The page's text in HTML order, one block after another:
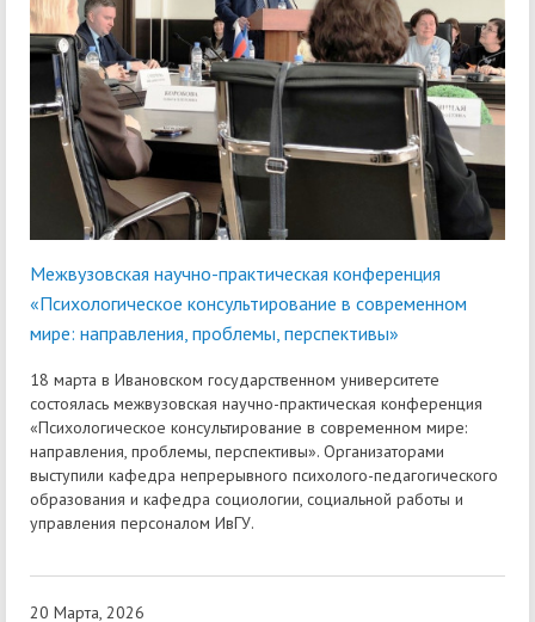
Межвузовская научно-практическая конференция
«Психологическое консультирование в современном
мире: направления, проблемы, перспективы»
18 марта в Ивановском государственном университете
состоялась межвузовская научно-практическая конференция
«Психологическое консультирование в современном мире:
направления, проблемы, перспективы». Организаторами
выступили кафедра непрерывного психолого-педагогического
образования и кафедра социологии, социальной работы и
управления персоналом ИвГУ.
20 Марта, 2026